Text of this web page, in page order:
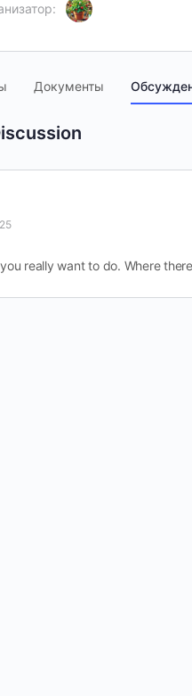
Документы
really want to do. Where